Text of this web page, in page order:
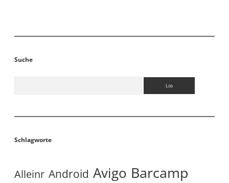
Suche
Schlagworte
Alleinr Android Avigo Barcamp